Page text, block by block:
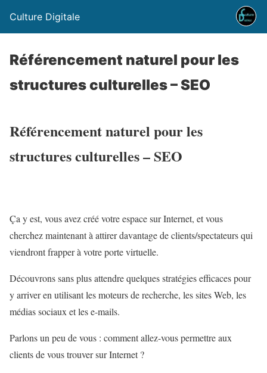
Culture Digitale
Référencement naturel pour les
structures culturelles – SEO
Référencement naturel pour les
structures culturelles – SEO
Ça y est, vous avez créé votre espace sur Internet, et vous
cherchez maintenant à attirer davantage de clients/spectateurs qui
viendront frapper à votre porte virtuelle.
Découvrons sans plus attendre quelques stratégies efficaces pour
y arriver en utilisant les moteurs de recherche, les sites Web, les
médias sociaux et les e-mails.
Parlons un peu de vous : comment allez-vous permettre aux
clients de vous trouver sur Internet ?